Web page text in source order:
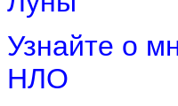
Узнайте о
НЛО